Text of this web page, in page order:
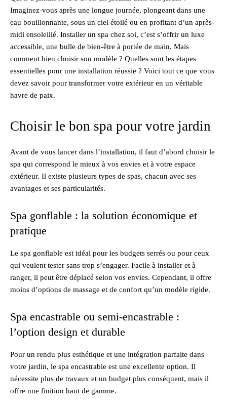
Imaginez-vous après une longue journée, plongeant dans une
eau bouillonnante, sous un ciel étoilé ou en profitant d’un après-
midi ensoleillé. Installer un spa chez soi, c’est s’offrir un luxe
accessible, une bulle de bien-être à portée de main. Mais
comment bien choisir son modèle ? Quelles sont les étapes
essentielles pour une installation réussie ? Voici tout ce que vous
devez savoir pour transformer votre extérieur en un véritable
havre de paix.
Choisir le bon spa pour votre jardin
Avant de vous lancer dans l’installation, il faut d’abord choisir le
spa qui correspond le mieux à vos envies et à votre espace
extérieur. Il existe plusieurs types de spas, chacun avec ses
avantages et ses particularités.
Spa gonflable : la solution économique et
pratique
Le spa gonflable est idéal pour les budgets serrés ou pour ceux
qui veulent tester sans trop s’engager. Facile à installer et à
ranger, il peut être déplacé selon vos envies. Cependant, il offre
moins d’options de massage et de confort qu’un modèle rigide.
Spa encastrable ou semi-encastrable :
l’option design et durable
Pour un rendu plus esthétique et une intégration parfaite dans
votre jardin, le spa encastrable est une excellente option. Il
nécessite plus de travaux et un budget plus conséquent, mais il
offre une finition haut de gamme.